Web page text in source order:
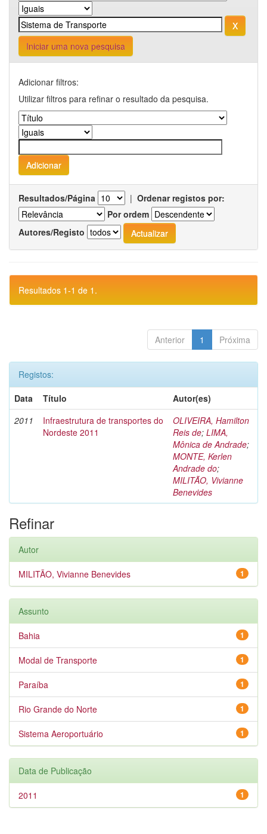
Iniciar uma nova pesquisa
Adicionar filtros:
Utilizar filtros para refinar o resultado da pesquisa.
Resultados/Página | Ordenar registos por:
Por ordem
Autores/Registo
Resultados 1-1 de 1.
Anterior 1 Próxima
Registos:
Data
Título
Autor(es)
2011
Infraestrutura de transportes do
Nordeste 2011
OLIVEIRA, Hamilton
Reis de; LIMA,
Mônica de Andrade;
MONTE, Kerlen
Andrade do;
MILITÃO, Vivianne
Benevides
Refinar
Autor
1
MILITÃO, Vivianne Benevides
Assunto
1
Bahia
1
Modal de Transporte
1
Paraíba
1
Rio Grande do Norte
1
Sistema Aeroportuário
Data de Publicação
1
2011